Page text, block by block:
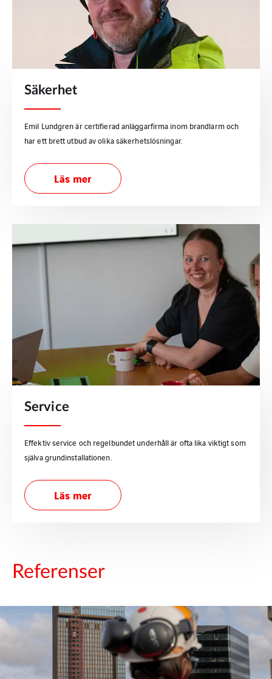
Säkerhet
Emil Lundgren är certifierad anläggarfirma inom brandlarm och
har ett brett utbud av olika säkerhetslösningar.
Läs mer
Service
Effektiv service och regelbundet underhåll är ofta lika viktigt som
själva grundinstallationen.
Läs mer
Referenser